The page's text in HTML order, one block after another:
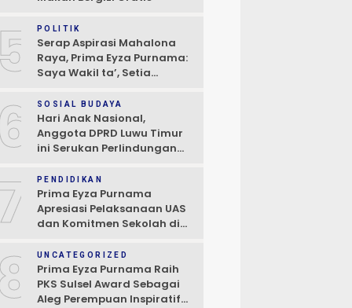
5 POLITIK
Serap Aspirasi Mahalona
Raya, Prima Eyza Purnama:
Saya Wakil ta’, Setia
SOSIAL BUDAYA
Hari Anak Nasional,
Anggota DPRD Luwu Timur
ini Serukan Perlindungan
PENDIDIKAN
Prima Eyza Purnama
Apresiasi Pelaksanaan UAS
dan Komitmen Sekolah di
UNCATEGORIZED
Prima Eyza Purnama Raih
PKS Sulsel Award Sebagai
Aleg Perempuan Inspiratif